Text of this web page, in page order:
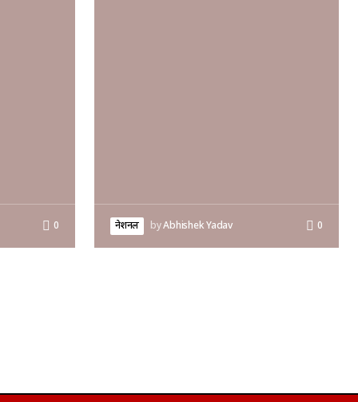
0 नेशनल byAbhishek Yadav 0